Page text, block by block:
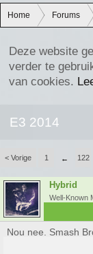
Home Forums
Deze website
verder te
van cookies.
E3 2014
< Vorige 1 ← 122
Hybrid
Well-Known
Nou nee. Smash